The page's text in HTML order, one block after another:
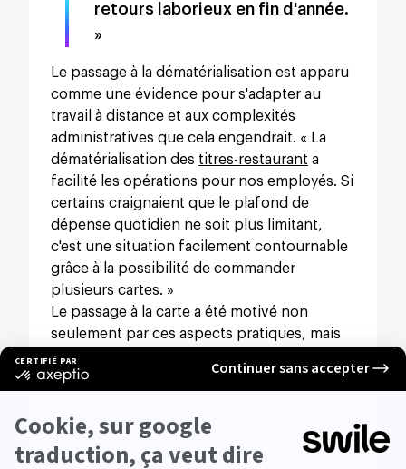
retours laborieux en fin d'année.
»
Le passage à la dématérialisation est apparu
comme une évidence pour s'adapter au
travail à distance et aux complexités
administratives que cela engendrait. « La
dématérialisation des titres-restaurant a
facilité les opérations pour nos employés. Si
certains craignaient que le plafond de
dépense quotidien ne soit plus limitant,
c'est une situation facilement contournable
grâce à la possibilité de commander
plusieurs cartes. »
Le passage à la carte a été motivé non
seulement par ces aspects pratiques, mais
aussi par des considérations écologiques et
de marque employeur. En tant qu'entreprise
applications mobiles, il était logique de
proposer des outils modernes et intuitifs à
nos salariés.